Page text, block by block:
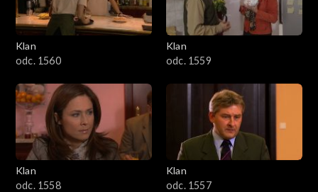
Klan
odc. 1560
Klan
odc. 1559
Klan
odc. 1558
Klan
odc. 1557